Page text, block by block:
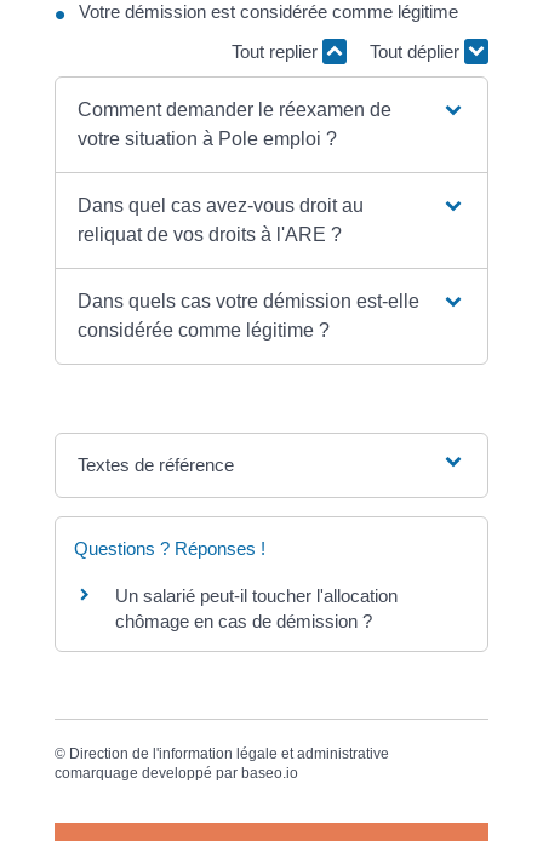
Votre démission est considérée comme légitime
Tout replier
Tout déplier
Comment demander le réexamen de
votre situation à Pole emploi ?
Dans quel cas avez-vous droit au
reliquat de vos droits à l'ARE ?
Dans quels cas votre démission est-elle
considérée comme légitime ?
Textes de référence
Questions ? Réponses !
Un salarié peut-il toucher l'allocation
chômage en cas de démission ?
© Direction de l'information légale et administrative
comarquage developpé par baseo.io